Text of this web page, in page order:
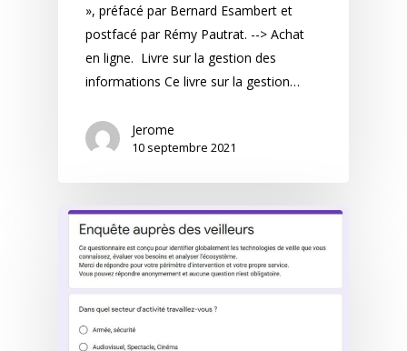
», préfacé par Bernard Esambert et
postfacé par Rémy Pautrat. --> Achat
en ligne. Livre sur la gestion des
informations Ce livre sur la gestion…
Jerome
10 septembre 2021